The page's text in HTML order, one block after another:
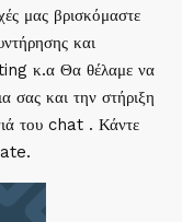
μας βρισκόμαστε
και
κ.α Θα θέλαμε να
σας και την στήριξη
του chat . Κάντε